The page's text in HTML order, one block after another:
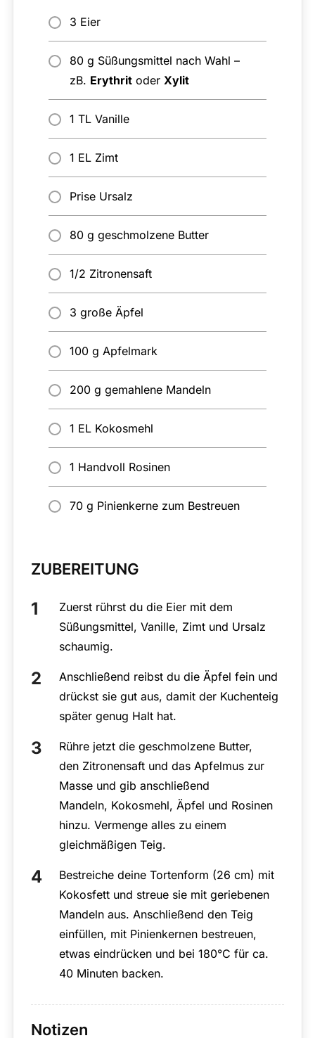
3 Eier
80 g Süßungsmittel nach Wahl –
zB. Erythritoder Xylit
1 TL Vanille
1 EL Zimt
Prise Ursalz
80 g geschmolzene Butter
1/2 Zitronensaft
3 große Äpfel
100 g Apfelmark
200 g gemahlene Mandeln
1 EL Kokosmehl
1 Handvoll Rosinen
70 g Pinienkerne zum Bestreuen
ZUBEREITUNG
Zuerst rührst du die Eier mit dem
Süßungsmittel, Vanille, Zimt und Ursalz
schaumig.
Anschließend reibst du die Äpfel fein und
drückst sie gut aus, damit der Kuchenteig
später genug Halt hat.
Rühre jetzt die geschmolzene Butter,
den Zitronensaft und das Apfelmus zur
Masse und gib anschließend
Mandeln, Kokosmehl, Äpfel und Rosinen
hinzu. Vermenge alles zu einem
gleichmäßigen Teig.
Bestreiche deine Tortenform (26 cm) mit
Kokosfett und streue sie mit geriebenen
Mandeln aus. Anschließend den Teig
einfüllen, mit Pinienkernen bestreuen,
etwas eindrücken und bei 180°C für ca.
40 Minuten backen.
Notizen